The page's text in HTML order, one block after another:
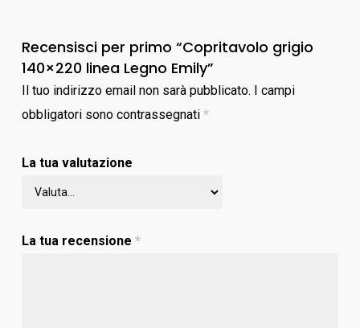
Recensisci per primo “Copritavolo grigio
140×220 linea Legno Emily”
Il tuo indirizzo email non sarà pubblicato. I campi
obbligatori sono contrassegnati *
La tua valutazione
La tua recensione *